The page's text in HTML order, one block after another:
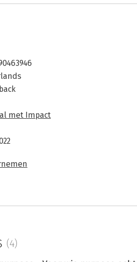
met Impact
(4)